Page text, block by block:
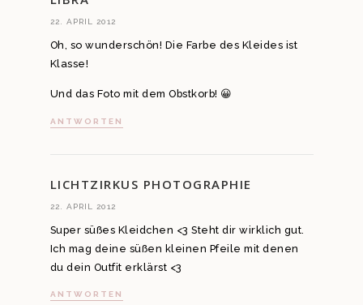
22. APRIL 2012
Oh, so wunderschön! Die Farbe des Kleides ist
Klasse!
Und das Foto mit dem Obstkorb! 😀
ANTWORTEN
LICHTZIRKUS PHOTOGRAPHIE
22. APRIL 2012
Super süßes Kleidchen <3 Steht dir wirklich gut.
Ich mag deine süßen kleinen Pfeile mit denen
du dein Outfit erklärst <3
ANTWORTEN